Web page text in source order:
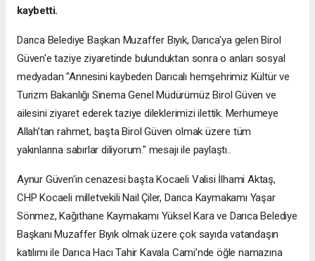
kaybetti.
Darıca Belediye Başkan Muzaffer Bıyık, Darıca'ya gelen Birol
Güven'e taziye ziyaretinde bulunduktan sonra o anları sosyal
medyadan "Annesini kaybeden Darıcalı hemşehrimiz Kültür ve
Turizm Bakanlığı Sinema Genel Müdürümüz Birol Güven ve
ailesini ziyaret ederek taziye dileklerimizi ilettik. Merhumeye
Allah’tan rahmet, başta Birol Güven olmak üzere tüm
yakınlarına sabırlar diliyorum." mesajı ile paylaştı..
Aynur Güven'in cenazesi başta Kocaeli Valisi İlhami Aktaş,
CHP Kocaeli milletvekili Nail Çiler, Darıca Kaymakamı Yaşar
Sönmez, Kağıthane Kaymakamı Yüksel Kara ve Darıca Belediye
Başkanı Muzaffer Bıyık olmak üzere çok sayıda vatandaşın
katılımı ile Darıca Hacı Tahir Kavala Cami’nde öğle namazına